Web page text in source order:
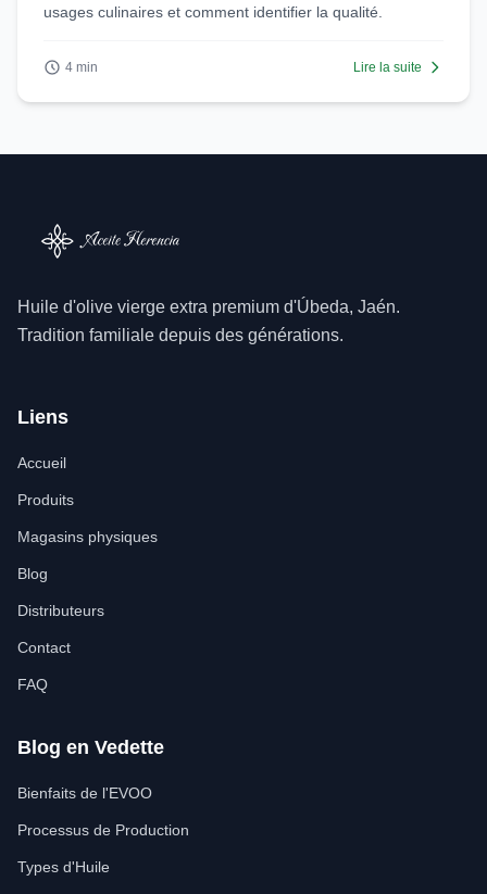
usages culinaires et comment identifier la qualité.
4 min Lire la suite
Huile d'olive vierge extra premium d'Úbeda, Jaén.
Tradition familiale depuis des générations.
Liens
Accueil
Produits
Magasins physiques
Blog
Distributeurs
Contact
FAQ
Blog en Vedette
Bienfaits de l'EVOO
Processus de Production
Types d'Huile